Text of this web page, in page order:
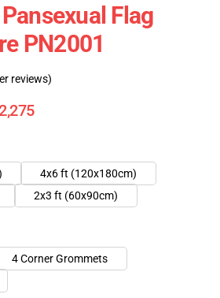
Flag
PN2001
reviews)
4x6 ft (120x180cm)
2x3 ft (60x90cm)
4 Corner Grommets